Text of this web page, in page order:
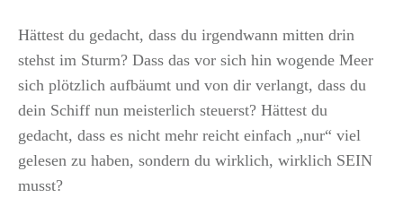
Hättest du gedacht, dass du irgendwann mitten drin
stehst im Sturm? Dass das vor sich hin wogende Meer
sich plötzlich aufbäumt und von dir verlangt, dass du
dein Schiff nun meisterlich steuerst? Hättest du
gedacht, dass es nicht mehr reicht einfach „nur“ viel
gelesen zu haben, sondern du wirklich, wirklich SEIN
musst?